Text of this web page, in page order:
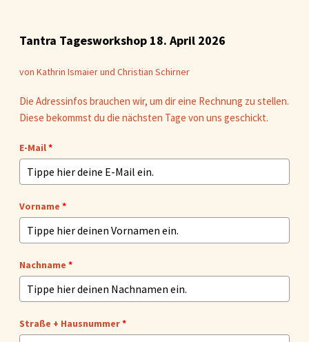
Tantra Tagesworkshop 18. April 2026
von Kathrin Ismaier und Christian Schirner
Die Adressinfos brauchen wir, um dir eine Rechnung zu stellen.
Diese bekommst du die nächsten Tage von uns geschickt.
E-Mail*
Vorname *
Nachname *
Straße + Hausnummer*